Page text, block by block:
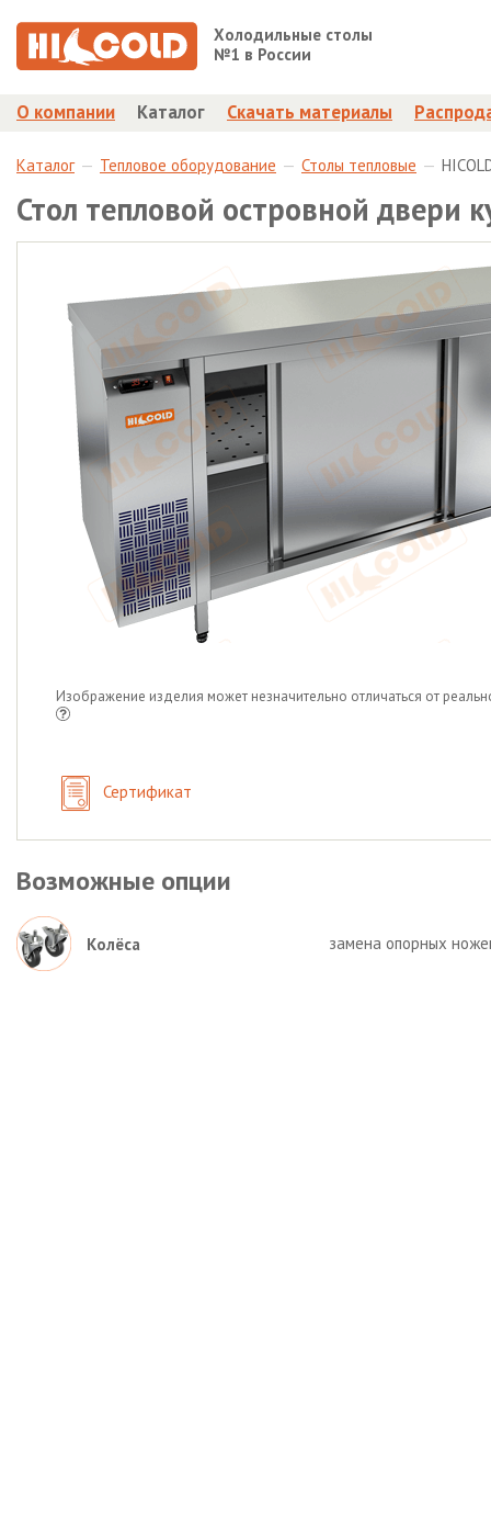
Холодильные столы
№1 в России
О компании Каталог Скачать материалы
Каталог Тепловое оборудование Столы тепловые
Стол тепловой островной двери
Изображение изделия может незначительно отличаться от
Сертификат
Возможные опции
Колёса замена опорных